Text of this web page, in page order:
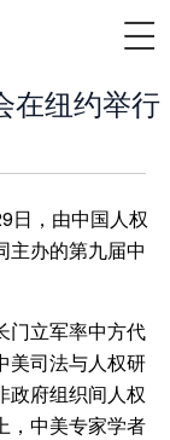
在纽约举行
，由中国人权
主办的第九届中
立军率中方代
美司法与人权研
政府组织间人权
，中美专家学者